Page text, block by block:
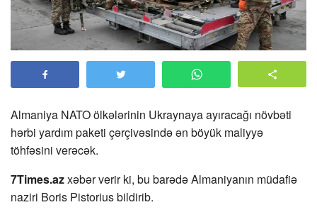
Almaniya NATO ölkələrinin Ukraynaya ayıracağı növbəti
hərbi yardım paketi çərçivəsində ən böyük maliyyə
töhfəsini verəcək.
7Times.azxəbər verir ki, bu barədə Almaniyanın müdafiə
naziri Boris Pistorius bildirib.